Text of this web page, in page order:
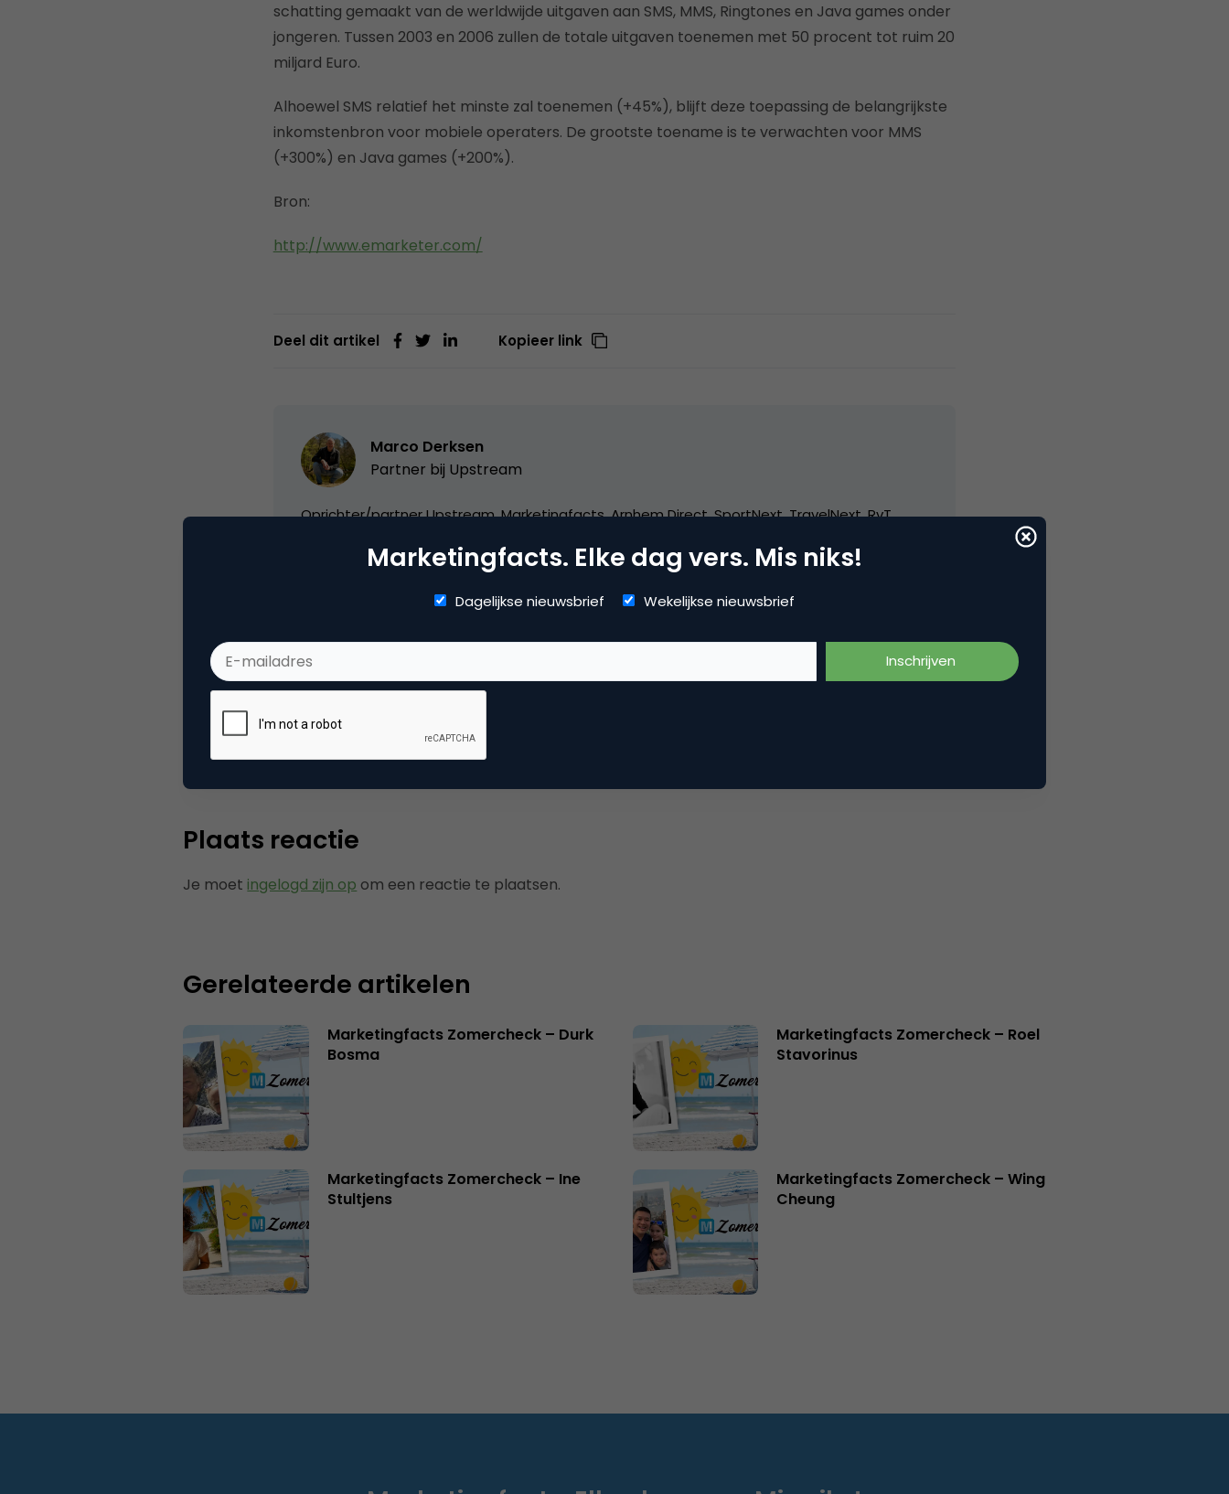
schatting gemaakt van de werldwijde uitgaven aan SMS, MMS, Ringtones en Java games onder
jongeren. Tussen 2003 en 2006 zullen de totale uitgaven toenemen met 50 procent tot ruim 20
miljard Euro.
Alhoewel SMS relatief het minste zal toenemen (+45%), blijft deze toepassing de belangrijkste
inkomstenbron voor mobiele operaters. De grootste toename is te verwachten voor MMS
(+300%) en Java games (+200%).
Bron:
http://www.emarketer.com/
Deel dit artikel Kopieer link
Marco Derksen
Partner bij Upstream
Oprichter/partner Upstream, Marketingfacts, Arnhem Direct, SportNext, TravelNext, RvT
Categorie Media
mobile marketing
Plaats reactie
Je moet ingelogd zijn op om een reactie te plaatsen.
Gerelateerde artikelen
Marketingfacts Zomercheck – Durk
Bosma
Marketingfacts Zomercheck – Roel
Stavorinus
Marketingfacts Zomercheck – Ine
Stultjens
Marketingfacts Zomercheck – Wing
Cheung
Marketingfacts. Elke dag vers. Mis niks!
Dagelijkse nieuwsbrief Wekelijkse nieuwsbrief